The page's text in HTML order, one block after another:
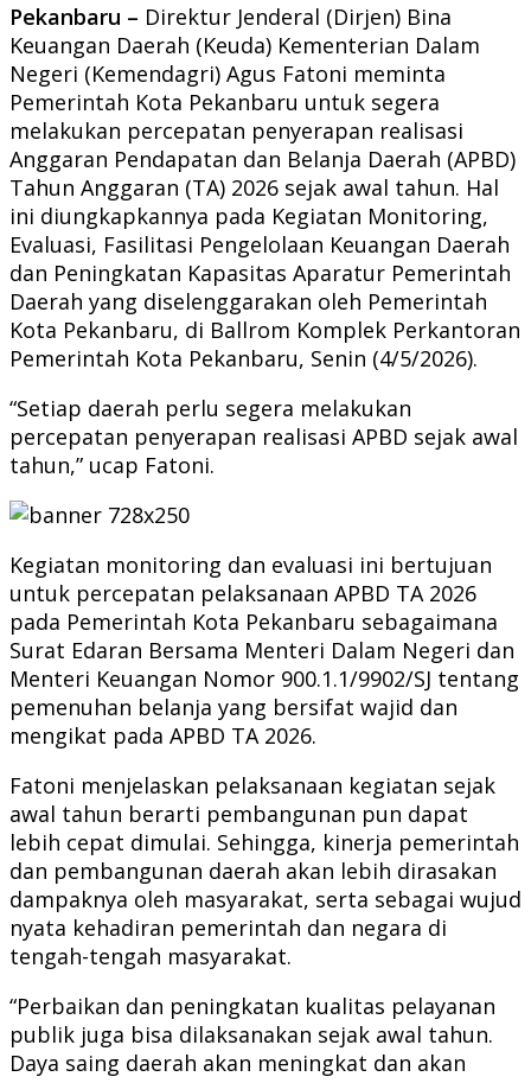
Pekanbaru – Direktur Jenderal (Dirjen) Bina
Keuangan Daerah (Keuda) Kementerian Dalam
Negeri (Kemendagri) Agus Fatoni meminta
Pemerintah Kota Pekanbaru untuk segera
melakukan percepatan penyerapan realisasi
Anggaran Pendapatan dan Belanja Daerah (APBD)
Tahun Anggaran (TA) 2026 sejak awal tahun. Hal
ini diungkapkannya pada Kegiatan Monitoring,
Evaluasi, Fasilitasi Pengelolaan Keuangan Daerah
dan Peningkatan Kapasitas Aparatur Pemerintah
Daerah yang diselenggarakan oleh Pemerintah
Kota Pekanbaru, di Ballrom Komplek Perkantoran
Pemerintah Kota Pekanbaru, Senin (4/5/2026).
“Setiap daerah perlu segera melakukan
percepatan penyerapan realisasi APBD sejak awal
tahun,” ucap Fatoni.
Kegiatan monitoring dan evaluasi ini bertujuan
untuk percepatan pelaksanaan APBD TA 2026
pada Pemerintah Kota Pekanbaru sebagaimana
Surat Edaran Bersama Menteri Dalam Negeri dan
Menteri Keuangan Nomor 900.1.1/9902/SJ tentang
pemenuhan belanja yang bersifat wajid dan
mengikat pada APBD TA 2026.
Fatoni menjelaskan pelaksanaan kegiatan sejak
awal tahun berarti pembangunan pun dapat
lebih cepat dimulai. Sehingga, kinerja pemerintah
dan pembangunan daerah akan lebih dirasakan
dampaknya oleh masyarakat, serta sebagai wujud
nyata kehadiran pemerintah dan negara di
tengah-tengah masyarakat.
“Perbaikan dan peningkatan kualitas pelayanan
publik juga bisa dilaksanakan sejak awal tahun.
Daya saing daerah akan meningkat dan akan